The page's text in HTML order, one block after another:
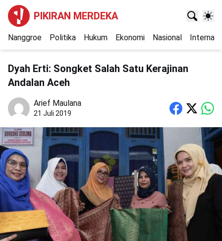
PIKIRAN MERDEKA
Nanggroe Politika Hukum Ekonomi Nasional
Dyah Erti: Songket Salah Satu Kerajinan
Andalan Aceh
Arief Maulana
21 Juli 2019